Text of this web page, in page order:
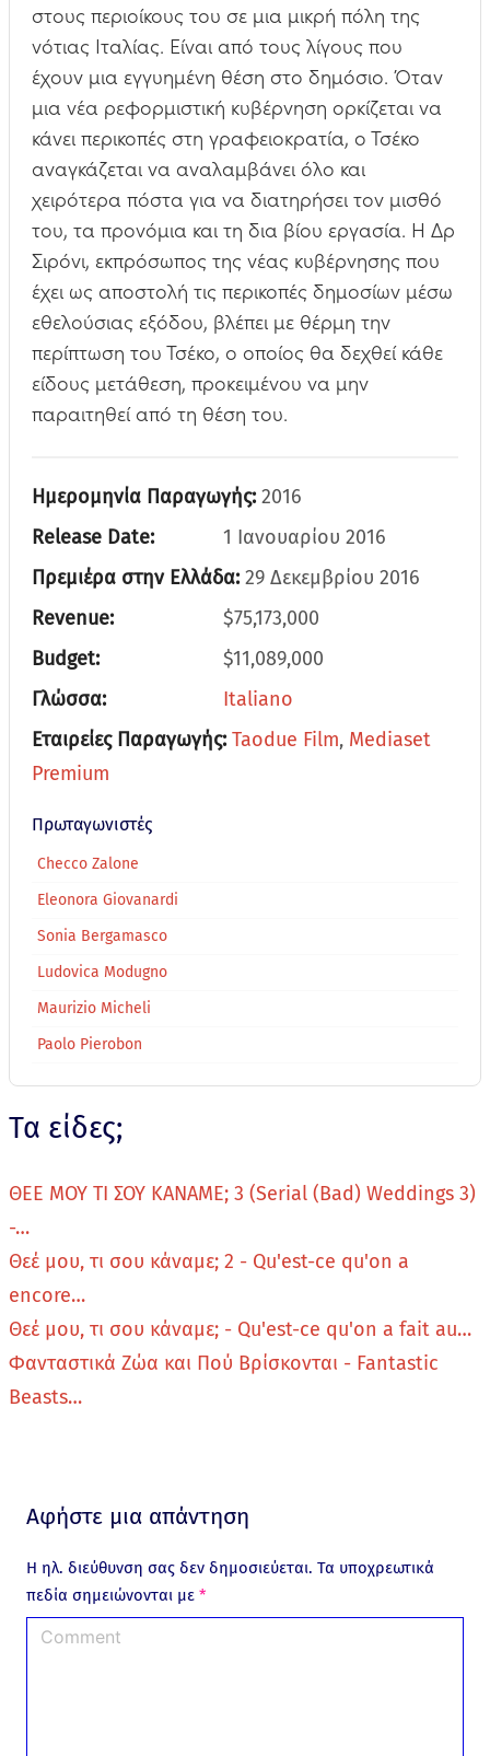
στους περιοίκους του σε μια μικρή πόλη της
νότιας Ιταλίας. Είναι από τους λίγους που
έχουν μια εγγυημένη θέση στο δημόσιο. Όταν
μια νέα ρεφορμιστική κυβέρνηση ορκίζεται να
κάνει περικοπές στη γραφειοκρατία, ο Τσέκο
αναγκάζεται να αναλαμβάνει όλο και
χειρότερα πόστα για να διατηρήσει τον μισθό
του, τα προνόμια και τη δια βίου εργασία. Η Δρ
Σιρόνι, εκπρόσωπος της νέας κυβέρνησης που
έχει ως αποστολή τις περικοπές δημοσίων μέσω
εθελούσιας εξόδου, βλέπει με θέρμη την
περίπτωση του Τσέκο, ο οποίος θα δεχθεί κάθε
είδους μετάθεση, προκειμένου να μην
παραιτηθεί από τη θέση του.
Ημερομηνία Παραγωγής: 2016
Release Date:
1 Ιανουαρίου 2016
Πρεμιέρα στην Ελλάδα: 29 Δεκεμβρίου 2016
Revenue:
$75,173,000
Budget:
$11,089,000
Γλώσσα:
Italiano
Εταιρείες Παραγωγής: Taodue Film, Mediaset
Premium
Πρωταγωνιστές
Checco Zalone
Eleonora Giovanardi
Sonia Bergamasco
Ludovica Modugno
Maurizio Micheli
Paolo Pierobon
Τα είδες;
ΘΕΕ ΜΟΥ ΤΙ ΣΟΥ ΚΑΝΑΜΕ; 3 (Serial (Bad) Weddings 3)
-…
Θεέ μου, τι σου κάναμε; 2 - Qu'est-ce qu'on a
encore…
Θεέ μου, τι σου κάναμε; - Qu'est-ce qu'on a fait au…
Φανταστικά Ζώα και Πού Βρίσκονται - Fantastic
Beasts…
Αφήστε μια απάντηση
Η ηλ. διεύθυνση σας δεν δημοσιεύεται. Τα υποχρεωτικά
πεδία σημειώνονται με *